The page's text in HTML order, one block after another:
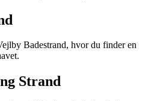
Badestrand, hvor du finder en
Strand